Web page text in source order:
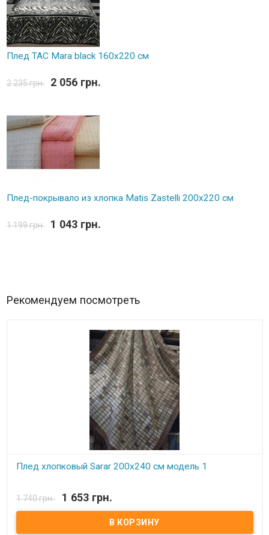
Плед TAC Mara black 160х220 см
2 235 грн. 2 056 грн.
Плед-покрывало из хлопка Matis Zastelli 200x220 см
1 199 грн. 1 043 грн.
Рекомендуем посмотреть
Плед хлопковый Sarar 200х240 см модель 1
сторон, цветовая гамма меняется наоборот на второй стороне
Размер: 200х240 см Состав: 60% хлопок, 35% акрил, 5% полиэстер
1 740 грн. 1 653 грн.